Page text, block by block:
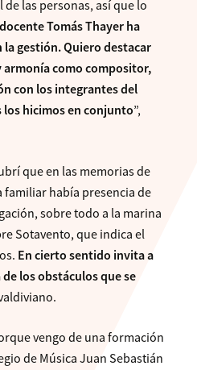
las personas, así que lo
Tomás Thayer ha
gestión. Quiero destacar
armonía como compositor,
con los integrantes del
hicimos en conjunto”,
que en las memorias de
familiar había presencia de
sobre todo a la marina
Sotavento, que indica el
En cierto sentido invita a
los obstáculos que se
vengo de una formación
de Música Juan Sebastián